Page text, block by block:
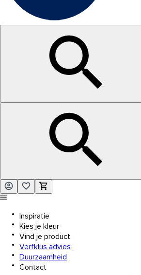
Inspiratie
Kies je kleur
Vind je product
Verfklus advies
Duurzaamheid
Contact